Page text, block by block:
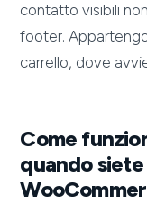
contatto visibili
footer.
carrello, dove
Come
quando